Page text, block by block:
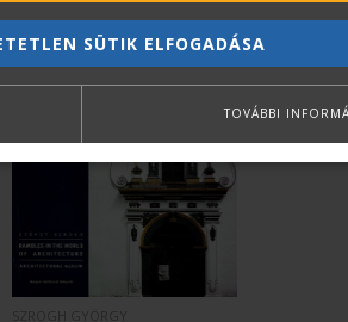
SÜTIK ELFOGADÁSA
TOVÁBBI